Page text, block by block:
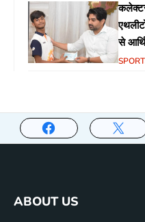
से
ABOUT US